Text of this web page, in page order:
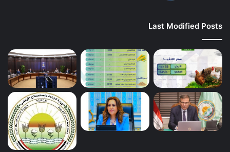
Last Modified Posts